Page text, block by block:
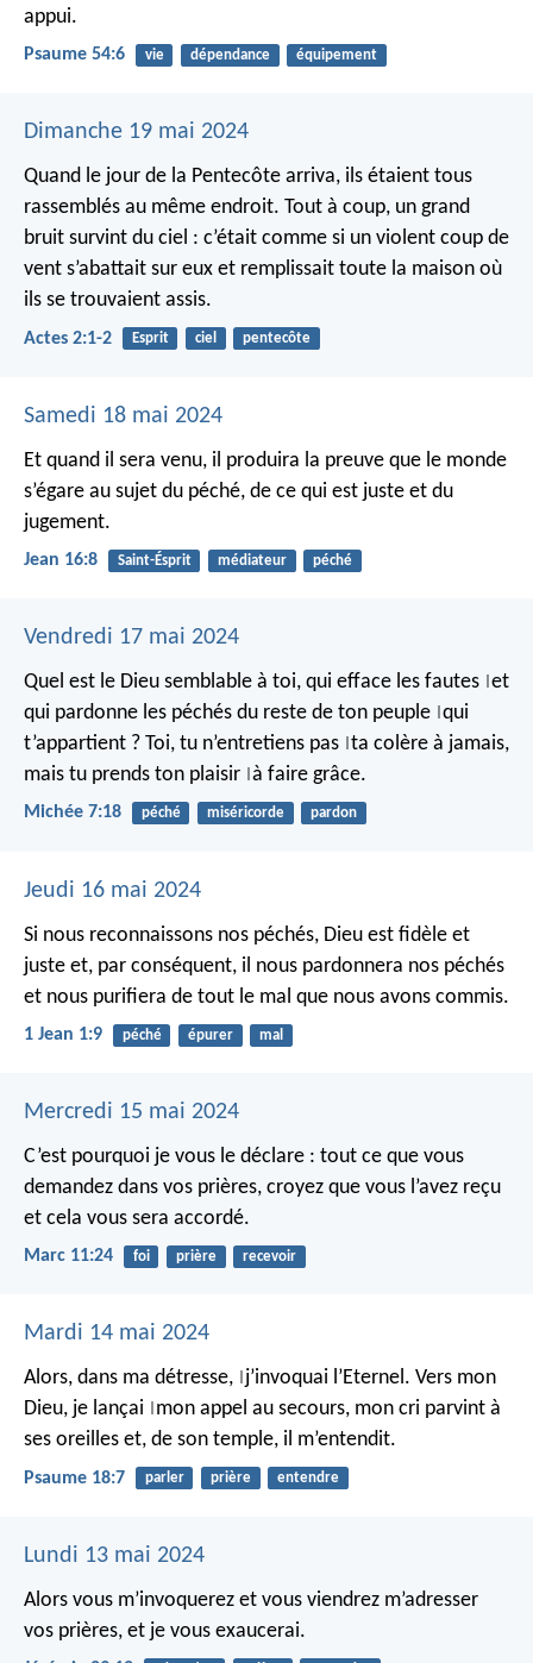
appui.
Psaume 54:6 vie dépendance équipement
Dimanche 19 mai 2024
Quand le jour de la Pentecôte arriva, ils étaient tous
rassemblés au même endroit. Tout à coup, un grand
bruit survint du ciel : c’était comme si un violent coup de
vent s’abattait sur eux et remplissait toute la maison où
ils se trouvaient assis.
Actes 2:1-2 Esprit ciel pentecôte
Samedi 18 mai 2024
Et quand il sera venu, il produira la preuve que le monde
s’égare au sujet du péché, de ce qui est juste et du
jugement.
Jean 16:8 Saint-Ésprit médiateur péché
Vendredi 17 mai 2024
Quel est le Dieu semblable à toi, qui efface les fautes et
qui pardonne les péchés du reste de ton peuple qui
t’appartient ? Toi, tu n’entretiens pas ta colère à jamais,
mais tu prends ton plaisir à faire grâce.
Michée 7:18 péché miséricorde pardon
Jeudi 16 mai 2024
Si nous reconnaissons nos péchés, Dieu est fidèle et
juste et, par conséquent, il nous pardonnera nos péchés
et nous purifiera de tout le mal que nous avons commis.
1 Jean 1:9 péché épurer mal
Mercredi 15 mai 2024
C’est pourquoi je vous le déclare : tout ce que vous
demandez dans vos prières, croyez que vous l’avez reçu
et cela vous sera accordé.
Marc 11:24 foi prière recevoir
Mardi 14 mai 2024
Alors, dans ma détresse, j’invoquai l’Eternel. Vers mon
Dieu, je lançai
mon appel au secours, mon cri parvint à
ses oreilles et, de son temple, il m’entendit.
Psaume 18:7 parler prière entendre
Lundi 13 mai 2024
Alors vous m’invoquerez et vous viendrez m’adresser
vos prières, et je vous exaucerai.